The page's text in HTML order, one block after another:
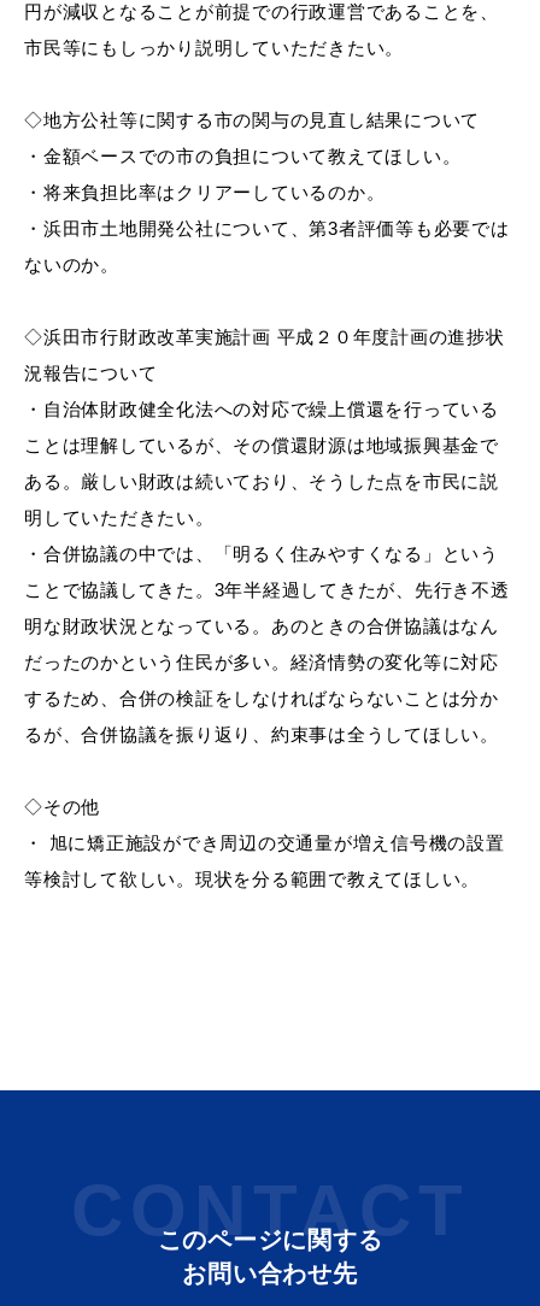
浜田市庁舎の
各課への
お問い合わせ
円が減収となることが前提での行政運営であることを、
市民等にもしっかり説明していただきたい。
◇地方公社等に関する市の関与の見直し結果について
・ 金額ベースでの市の負担について教えてほしい。
・ 将来負担比率はクリアーしているのか。
・ 浜田市土地開発公社について、第3者評価等も必要では
ないのか。
◇浜田市行財政改革実施計画 平成２０年度計画の進捗状
況報告について
・ 自治体財政健全化法への対応で繰上償還を行っている
ことは理解しているが、その償還財源は地域振興基金で
ある。厳しい財政は続いており、そうした点を市民に説
明していただきたい。
・ 合併協議の中では、「明るく住みやすくなる」という
ことで協議してきた。 3年半経過してきたが、先行き不透
明な財政状況となっている。あのときの合併協議はなん
だったのかという住民が多い。経済情勢の変化等に対応
するため、合併の検証をしなければならないことは分か
るが、合併協議を振り返り、約束事は全うしてほしい。
◇その他
・ 旭に矯正施設ができ周辺の交通量が増え信号機の設置
等検討して欲しい。現状を分る範囲で教えてほしい。
CONTACT
このページに関する
お問い合わせ先